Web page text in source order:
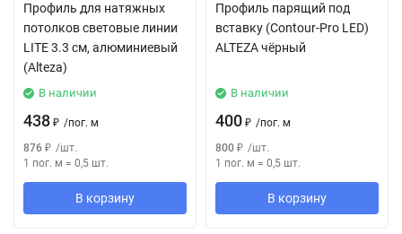
Профиль для натяжных
потолков световые линии
LITE 3.3 см, алюминиевый
(Alteza)
В наличии
438 ₽ /пог. м
876 ₽ /шт.
1 пог. м = 0,5 шт.
В корзину
Профиль парящий под
вставку (Contour-Pro LED)
ALTEZA чёрный
В наличии
400 ₽ /пог. м
800 ₽ /шт.
1 пог. м = 0,5 шт.
В корзину